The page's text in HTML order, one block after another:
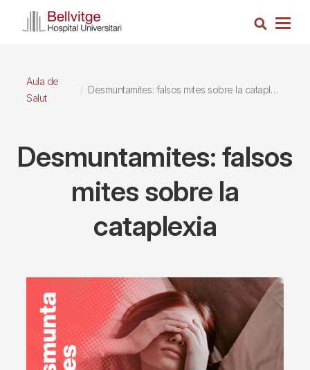
Cerca
Aula de
Salut
Desmuntamites: falsos mites sobre la cataplexia
Desmuntamites: falsos
mites sobre la
cataplexia
Imagen